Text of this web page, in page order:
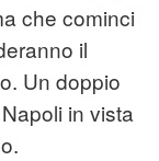
che cominci
il
Un doppio
in vista